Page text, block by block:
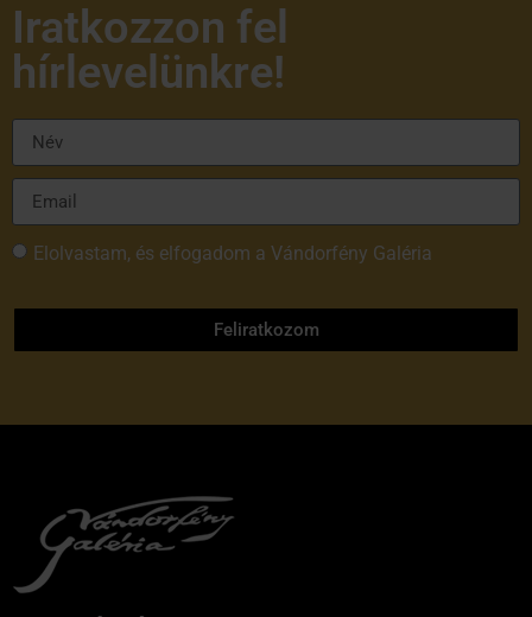
Iratkozzon fel
hírlevelünkre!
Elolvastam, és elfogadom a Vándorfény Galéria
Feliratkozom